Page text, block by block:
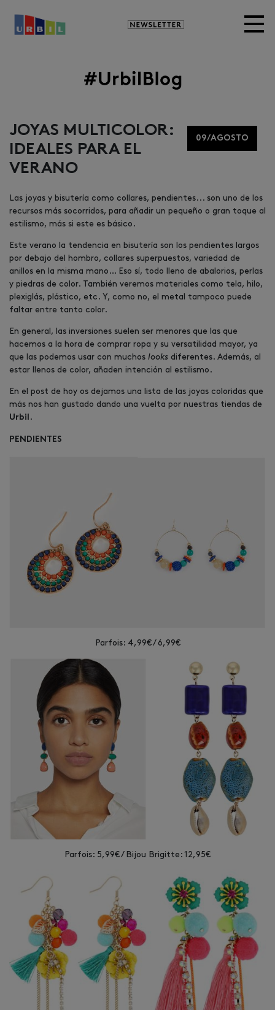
Newsletter
JOYAS MULTICOLOR:
IDEALES PARA EL
VERANO
09/AGOSTO
Las joyas y bisutería como collares, pendientes... son uno de los
recursos más socorridos, para añadir un pequeño o gran toque al
estilismo, más si este es básico.
Este verano la tendencia en bisutería son los pendientes largos
por debajo del hombro, collares superpuestos, variedad de
anillos en la misma mano… Eso sí, todo lleno de abalorios, perlas
y piedras de color. También veremos materiales como tela, hilo,
plexiglás, plástico, etc. Y, como no, el metal tampoco puede
faltar entre tanto color.
En general, las inversiones suelen ser menores que las que
hacemos a la hora de comprar ropa y su versatilidad mayor, ya
que las podemos usar con muchos looks diferentes. Además, al
estar llenos de color, añaden intención al estilismo.
En el post de hoy os dejamos una lista de las joyas coloridas que
más nos han gustado dando una vuelta por nuestras tiendas de
Urbil .
PENDIENTES
Parfois: 4,99€ / 6,99€
Parfois: 5,99€ / Bijou Brigitte: 12,95€